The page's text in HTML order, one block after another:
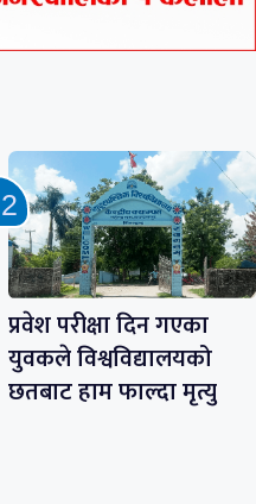
प्रवेश परीक्षा दिन गएका
युवकले विश्वविद्यालयको
छतबाट हाम फाल्दा मृत्यु